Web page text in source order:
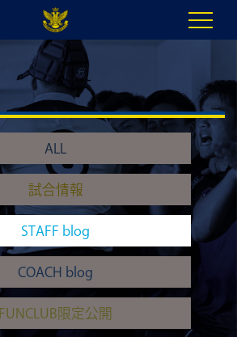
ALL
試合情報
STAFF blog
COACH blog
FUNCLUB限定公開